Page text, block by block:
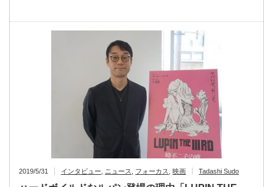
2019/5/31 インタビュー ニュース フォーカス 映画 Tadashi Sudo